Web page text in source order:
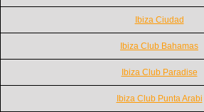
Ibiza Ciudad
Ibiza Club Bahamas
Ibiza Club Paradise
Ibiza Club Punta Arabi